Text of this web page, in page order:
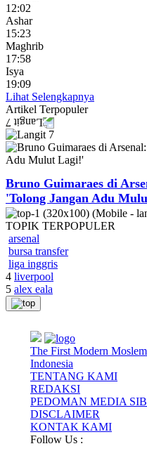
12:02
Ashar
15:23
Maghrib
17:58
Isya
19:09
Lihat Selengkapnya
Artikel Terpopuler
Bruno Guimaraes di
'Tolong Jangan Adu
TOPIK TERPOPULER
arsenal
bursa transfer
liga inggris
4 liverpool
5 alex eala
The First Modern
Indonesia
TENTANG KAMI
REDAKSI
PEDOMAN MEDIA
DISCLAIMER
KONTAK KAMI
Follow Us :